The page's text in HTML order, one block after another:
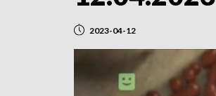
2023-04-12